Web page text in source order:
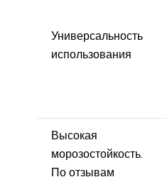
Универсальность
использования
Высокая
морозостойкость.
По отзывам